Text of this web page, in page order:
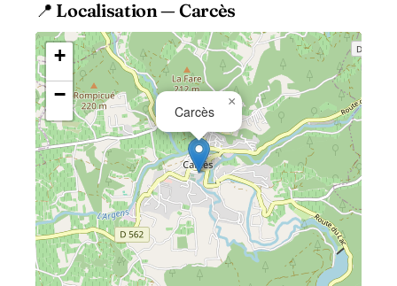
📍 Localisation — Carcès
Carcès
×
+
−